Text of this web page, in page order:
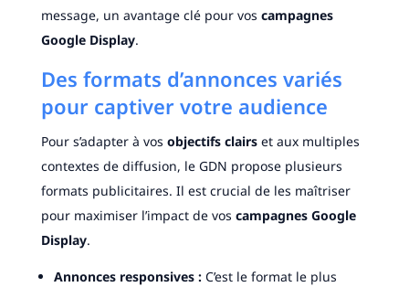
message, un avantage clé pour vos campagnes
Google Display.
Des formats d’annonces variés
pour captiver votre audience
Pour s’adapter à vos objectifs clairset aux multiples
contextes de diffusion, le GDN propose plusieurs
formats publicitaires. Il est crucial de les maîtriser
pour maximiser l’impact de vos campagnes Google
Display.
Annonces responsives :C’est le format le plus